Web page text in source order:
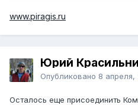
www.piragis.ru
Юрий
Опубликовано 8 апреля,
Осталось еще присоединить